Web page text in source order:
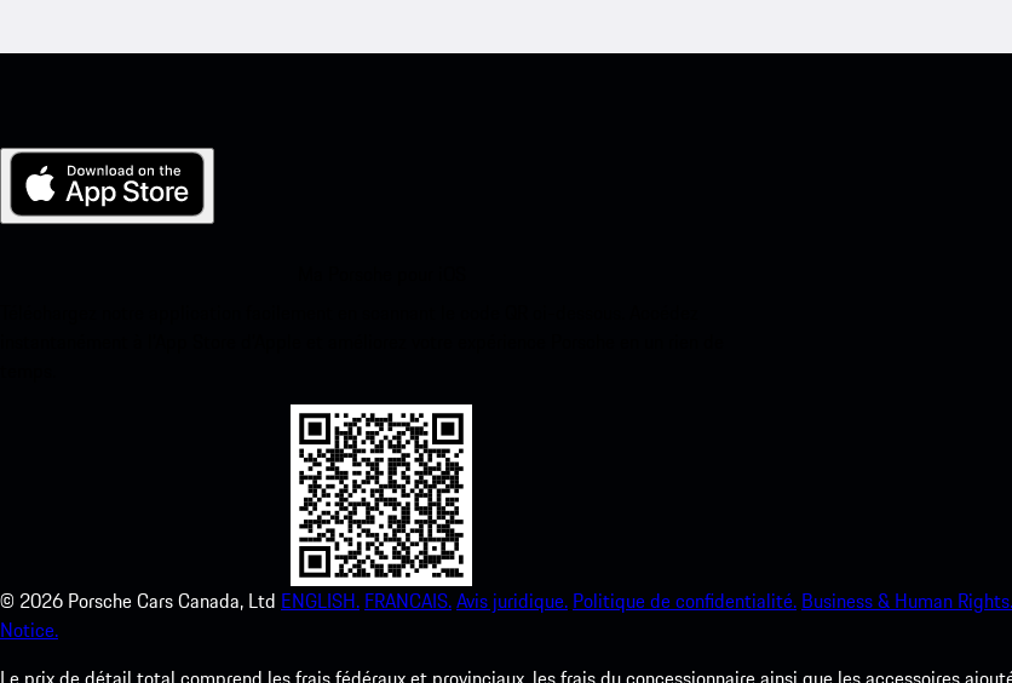
© 2026 Porsche Cars Canada, Ltd ENGLISH. FRANCAIS.Avis juridique. Politique de confidentialité. Business & Human Rights.
Notice.